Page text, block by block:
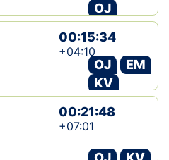
OJ
00:15:34
+04:10
OJ
EM
KV
00:21:48
+07:01